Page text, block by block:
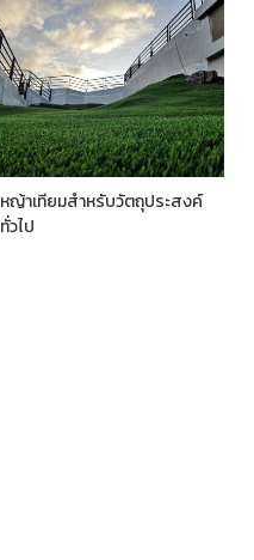
หญ้าเทียมสำหรับวัตถุประสงค์
ทั่วไป